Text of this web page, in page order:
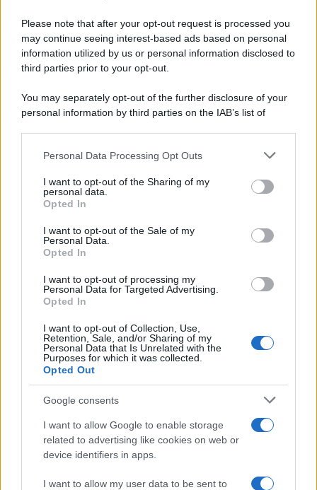
Please note that after your opt-out request is processed you
may continue seeing interest-based ads based on personal
information utilized by us or personal information disclosed to
third parties prior to your opt-out.
You may separately opt-out of the further disclosure of your
personal information by third parties on the IAB’s list of
This information may also be disclosed by us to third parties
disclose it to other third parties.
Please note that this website/app uses one or more Google
services and may gather and store information including but
not limited to your visit or usage behaviour. You may click to
grant or deny consent to Google and its third-party tags to
consent section.
Personal Data Processing Opt Outs
I want to opt-out of the Sharing of my
personal data.
Opted In
I want to opt-out of the Sale of my
Personal Data.
Opted In
I want to opt-out of processing my
Personal Data for Targeted Advertising.
Opted In
I want to opt-out of Collection, Use,
Retention, Sale, and/or Sharing of my
Personal Data that Is Unrelated with the
Purposes for which it was collected.
Opted Out
Google consents
I want to allow Google to enable storage
related to advertising like cookies on web or
device identifiers in apps.
I want to allow my user data to be sent to